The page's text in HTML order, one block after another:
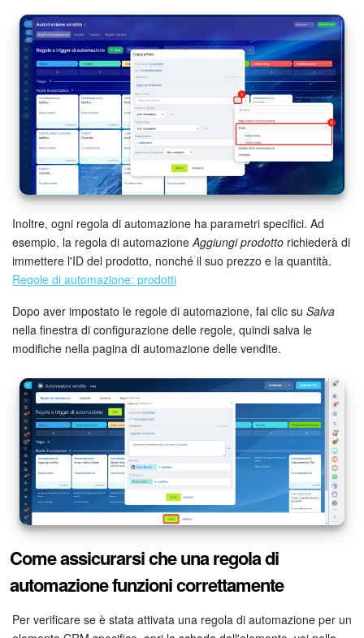
Inoltre, ogni regola di automazione ha parametri specifici. Ad
esempio, la regola di automazioneAggiungi prodotto richiederà di
immettere l'ID del prodotto, nonché il suo prezzo e la quantità.
Regole di automazione: prodotti
Dopo aver impostato le regole di automazione, fai clic su Salva
nella finestra di configurazione delle regole, quindi salva le
modifiche nella pagina di automazione delle vendite.
Come assicurarsi che una regola di
automazione funzioni correttamente
Per verificare se è stata attivata una regola di automazione per un